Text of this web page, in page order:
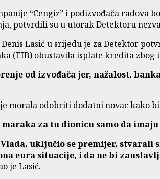
“Cengiz” i podizvođača radova
potvrdili su u utorak Detektoru
Lasić u srijedu je za Detektor
(EIB) obustavila isplate kredita
od izvođača jer, nažalost,
morala odobriti dodatni novac kako
za tu dionicu samo da
Vlada, uključio se premijer,
eura situacije, i da ne bi
je Lasić.